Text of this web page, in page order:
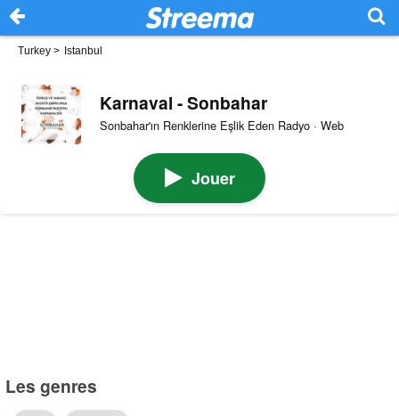
Turkey > Istanbul
Karnaval - Sonbahar
Sonbahar'ın Renklerine Eşlik Eden Radyo · Web
Jouer
Les genres